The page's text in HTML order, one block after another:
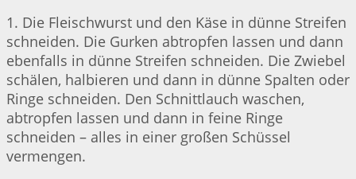
1. Die Fleischwurst und den Käse in dünne Streifen
schneiden. Die Gurken abtropfen lassen und dann
ebenfalls in dünne Streifen schneiden. Die Zwiebel
schälen, halbieren und dann in dünne Spalten oder
Ringe schneiden. Den Schnittlauch waschen,
abtropfen lassen und dann in feine Ringe
schneiden – alles in einer großen Schüssel
vermengen.